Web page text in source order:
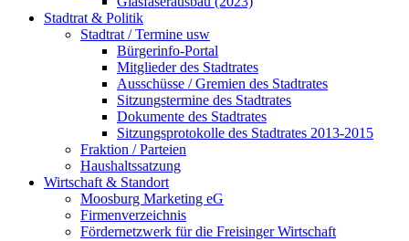
Stadtrat & Politik
Stadtrat / Termine usw
Bürgerinfo-Portal
Mitglieder des Stadtrates
Ausschüsse / Gremien des Stadtrates
Sitzungstermine des Stadtrates
Dokumente des Stadtrates
Sitzungsprotokolle des Stadtrates 2013-2015
Fraktion / Parteien
Haushaltssatzung
Wirtschaft & Standort
Moosburg Marketing eG
Firmenverzeichnis
Fördernetzwerk für die Freisinger Wirtschaft